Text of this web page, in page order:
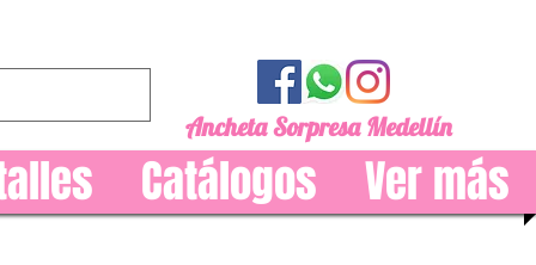
Ancheta Sorpresa Medellín
Catálogos Ver más